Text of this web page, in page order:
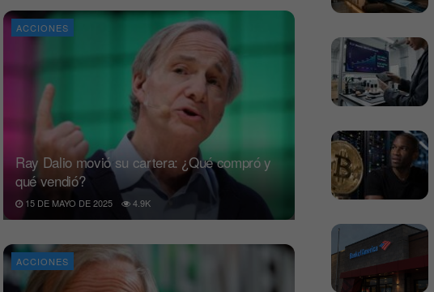
ACCIONES
Ray Dalio movió su cartera: ¿Qué compró y
qué vendió?
15 DE MAYO DE 2025 4.9K
ACCIONES